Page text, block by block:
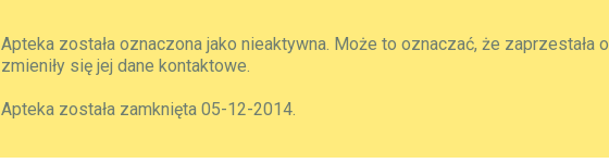
Apteka została oznaczona jako nieaktywna. Może to oznaczać, że zaprzestała
zmieniły się jej dane kontaktowe.
Apteka została zamknięta 05-12-2014.